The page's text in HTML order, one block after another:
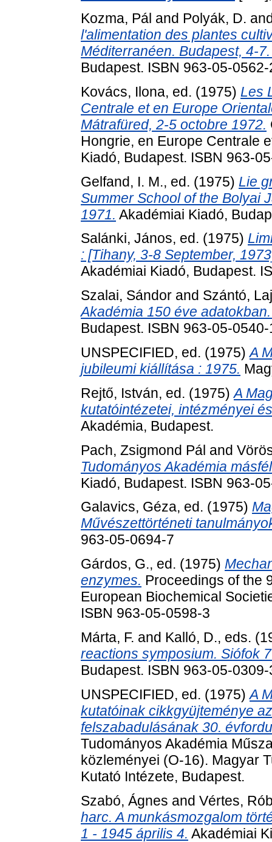
Kozma, Pál and Polyák, D.
l'alimentation des plantes
Méditerranéen. Budapest, 4-
Budapest. ISBN 963-05-0562-
Kovács, Ilona, ed. (1975) Les
Centrale et en Europe
Mátrafüred, 2-5 octobre 1972.
Hongrie, en Europe Centrale
Kiadó, Budapest. ISBN 963-
Gelfand, I. M., ed. (1975) Lie
Summer School of the Bolyai
1971. Akadémiai Kiadó,
Salánki, János, ed. (1975)
: [Tihany, 3-8 September,
Akadémiai Kiadó, Budapest.
Szalai, Sándor and Szántó,
Akadémia 150 éve
Budapest. ISBN 963-05-0540-
UNSPECIFIED, ed. (1975)A
jubileumi kiállítása : 1975.
Rejtő, István, ed. (1975)A
kutatóintézetei, intézményei
Akadémia, Budapest.
Pach, Zsigmond Pál and
Tudományos Akadémia
Kiadó, Budapest. ISBN 963-
Galavics, Géza, ed. (1975)
Művészettörténeti
963-05-0694-7
Gárdos, G., ed. (1975)
enzymes. Proceedings of the
European Biochemical
ISBN 963-05-0598-3
Márta, F. and Kalló, D., eds.
reactions symposium. Siófok
Budapest. ISBN 963-05-0309-
UNSPECIFIED, ed. (1975)A
kutatóinak cikkgyüjteménye
felszabadulásának 30.
Tudományos Akadémia
közleményei (O-16). Magyar
Kutató Intézete, Budapest.
Szabó, Ágnes and Vértes,
harc. A munkásmozgalom
1 - 1945 április 4. Akadémiai